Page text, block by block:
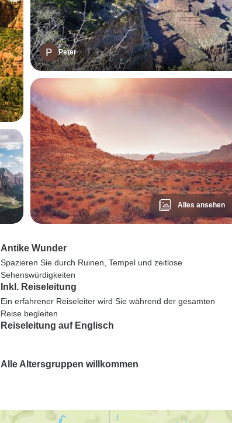
Peter
Alles ansehen
Antike Wunder
Spazieren Sie durch Ruinen, Tempel und zeitlose
Sehenswürdigkeiten
Inkl. Reiseleitung
Ein erfahrener Reiseleiter wird Sie während der gesamten
Reise begleiten
Reiseleitung auf Englisch
Alle Altersgruppen willkommen